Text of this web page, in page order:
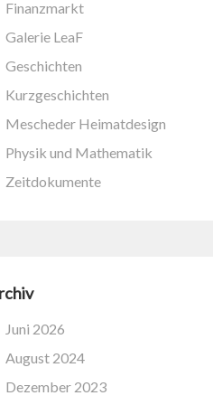
Finanzmarkt
Galerie LeaF
Geschichten
Kurzgeschichten
Mescheder Heimatdesign
Physik und Mathematik
Zeitdokumente
Juni 2026
August 2024
Dezember 2023